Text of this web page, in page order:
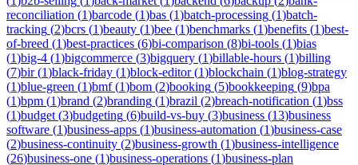
reconciliation (1)barcode (1)bas (1)batch-processing (1)batch-
tracking (2)bcrs (1)beauty (1)bee (1)benchmarks (1)benefits (1)best-
of-breed (1)best-practices (6)bi-comparison (8)bi-tools (1)bias
(1)big-4 (1)bigcommerce (3)bigquery (1)billable-hours (1)billing
(7)bir(1)black-friday (1)block-editor(1)blockchain (1)blog-strategy
(1)blue-green (1)bmf(1)bom (2)booking (5)bookkeeping (9)bpa
(1)bpm (1)brand (2)branding (1)brazil (2)breach-notification (1)bss
(1)budget (3)budgeting (6)build-vs-buy (3)business (13)business
software (1)business-apps (1)business-automation (1)business-case
(2)business-continuity (2)business-growth (1)business-intelligence
(26)business-one (1)business-operations (1)business-plan